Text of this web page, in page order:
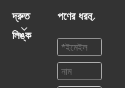
দ্রুত
লিঙ্ক
পণের ধরন